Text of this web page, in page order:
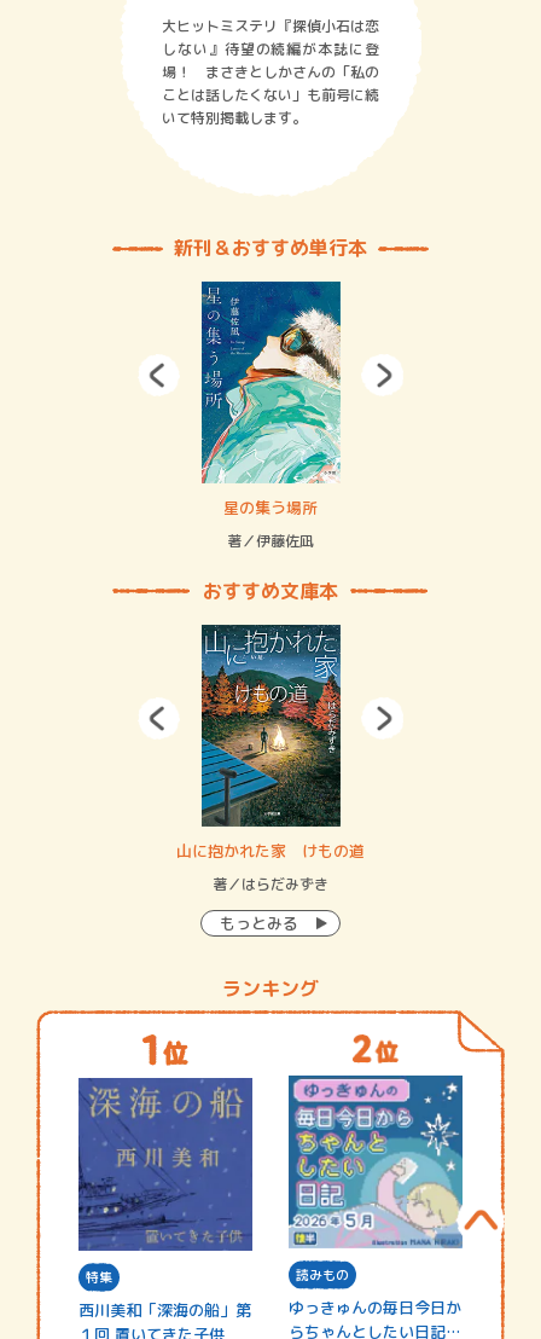
大ヒットミステリ『探偵小石は恋
しない』待望の続編が本誌に登
場！ まさきとしかさんの「私の
ことは話したくない」も前号に続
いて特別掲載します。
新刊＆おすすめ単行本
星の集う場所
著／伊藤佐凪
おすすめ文庫本
山に抱かれた家 けもの道
著／はらだみずき
もっとみる
ランキング
特集
西川美和「深海の船」第
１回 置いてきた子供
読みもの
ゆっきゅんの毎日今日か
らちゃんとしたい日記